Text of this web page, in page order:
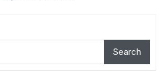
Search